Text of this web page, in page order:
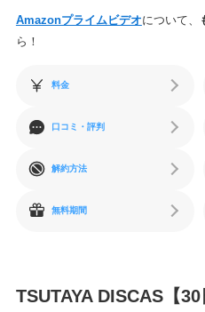
Amazonプライムビデオについて、
ら！
料金
口コミ・評判
解約方法
無料期間
TSUTAYA DISCAS【30